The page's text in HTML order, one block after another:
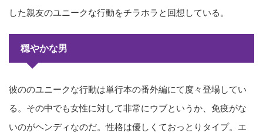
した親友のユニークな行動をチラホラと回想している。
穏やかな男
彼ののユニークな行動は単行本の番外編にて度々登場してい
る。その中でも女性に対して非常にウブというか、免疫がな
いのがヘンディなのだ。性格は優しくておっとりタイプ。エ